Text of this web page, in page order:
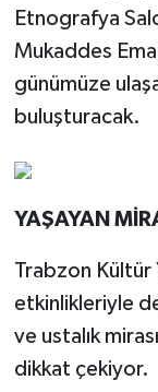
Etnografya
Mukaddes
günümüze
buluşturacak.
YAŞAYAN
Trabzon Kültür
etkinlikleriyle
ve ustalık
dikkat çekiyor.